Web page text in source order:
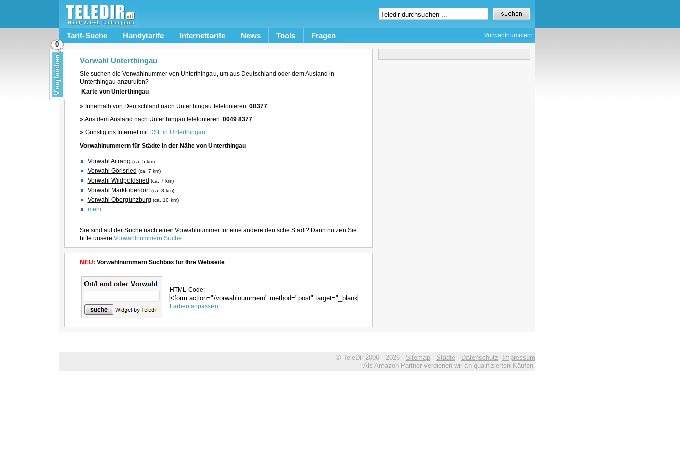
Tarif-Suche Handytarife Internettarife News Tools Fragen Vorwahlnummern
Vorwahl Unterthingau
Sie suchen die Vorwahlnummer von Unterthingau, um aus Deutschland oder dem Ausland in
Unterthingau anzurufen?
Karte von Unterthingau
» Innerhalb von Deutschland nach Unterthingau telefonieren: 08377
» Aus dem Ausland nach Unterthingau telefonieren: 0049 8377
» Günstig ins Internet mit DSL in Unterthingau
Vorwahlnummern für Städte in der Nähe von Unterthingau
Vorwahl Aitrang (ca. 5 km)
Vorwahl Görisried (ca. 7 km)
Vorwahl Wildpoldsried (ca. 7 km)
Vorwahl Marktoberdorf (ca. 8 km)
Vorwahl Obergünzburg (ca. 10 km)
mehr…
Sie sind auf der Suche nach einer Vorwahlnummer für eine andere deutsche Stadt? Dann nutzen Sie
bitte unsere Vorwahlnummern Suche.
NEU: Vorwahlnummern Suchbox für Ihre Webseite
HTML-Code:
Farben anpassen
© TeleDir 2006 - 2026 - Sitemap- Städte- Datenschutz- Impressum
Als Amazon-Partner verdienen wir an qualifizierten Käufen.
0